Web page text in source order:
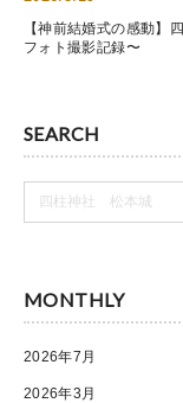
【神前結婚式の感動】
フォト撮影記録〜
SEARCH
MONTHLY
2026年7月
2026年3月